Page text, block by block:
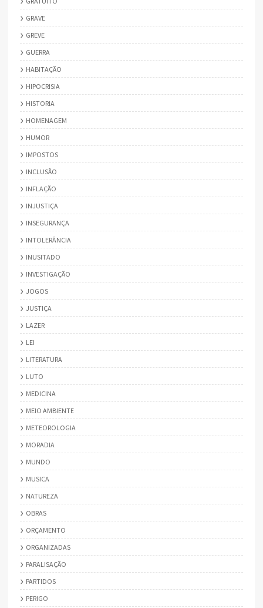
GRAVE
GREVE
GUERRA
HABITAÇÃO
HIPOCRISIA
HISTORIA
HOMENAGEM
HUMOR
IMPOSTOS
INCLUSÃO
INFLAÇÃO
INJUSTIÇA
INSEGURANÇA
INTOLERÂNCIA
INUSITADO
INVESTIGAÇÃO
JOGOS
JUSTIÇA
LAZER
LEI
LITERATURA
LUTO
MEDICINA
MEIO AMBIENTE
METEOROLOGIA
MORADIA
MUNDO
MUSICA
NATUREZA
OBRAS
ORÇAMENTO
ORGANIZADAS
PARALISAÇÃO
PARTIDOS
PERIGO